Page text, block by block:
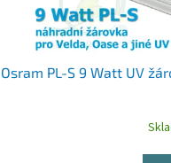
Osram PL-S 9 Watt UV